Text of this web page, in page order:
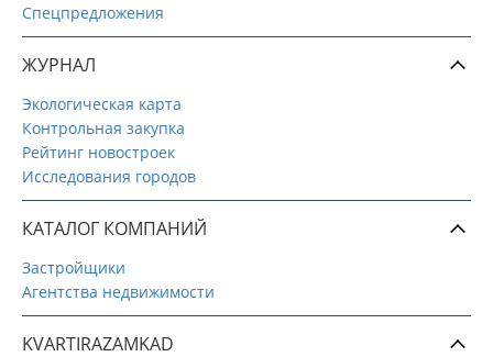
Спецпредложения
ЖУРНАЛ
Экологическая карта
Контрольная закупка
Рейтинг новостроек
Исследования городов
КАТАЛОГ КОМПАНИЙ
Застройщики
Агентства недвижимости
KVARTIRAZAMKAD